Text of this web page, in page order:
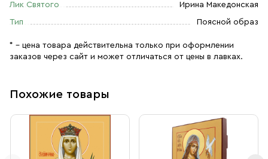
Лик Святого Ирина Македонская
Тип Поясной образ
* – цена товара действительна только при оформлении
заказов через сайт и может отличаться от цены в лавках.
Похожие товары